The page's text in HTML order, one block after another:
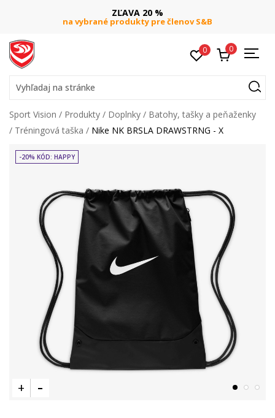
ZĽAVA 20 %
na vybrané produkty pre členov S&B
0 0
Vyhľadaj na stránke
Sport Vision Produkty Doplnky
Batohy, tašky a peňaženky
Tréningová taška
Nike NK BRSLA DRAWSTRNG - X
-20% KÓD: HAPPY